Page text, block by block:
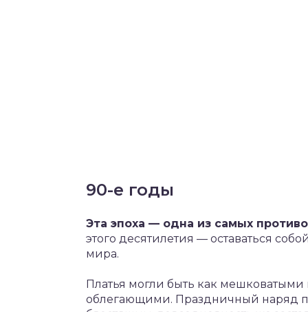
90-е годы
Эта эпоха — одна из самых
этого десятилетия — оставаться
мира.
Платья могли быть как
облегающими. Праздничный наряд